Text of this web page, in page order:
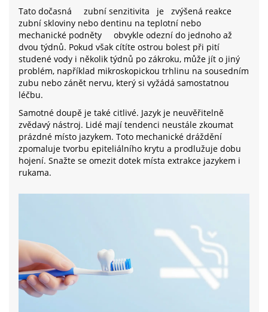
Tato dočasná
zubní senzitivita je
zvýšená reakce
zubní skloviny nebo dentinu na teplotní nebo
mechanické podněty
obvykle odezní do jednoho až
dvou týdnů. Pokud však cítíte ostrou bolest při pití
studené vody i několik týdnů po zákroku, může jít o jiný
problém, například mikroskopickou trhlinu na sousedním
zubu nebo zánět nervu, který si vyžádá samostatnou
léčbu.
Samotné doupě je také citlivé. Jazyk je neuvěřitelně
zvědavý nástroj. Lidé mají tendenci neustále zkoumat
prázdné místo jazykem. Toto mechanické dráždění
zpomaluje tvorbu epiteliálního krytu a prodlužuje dobu
hojení. Snažte se omezit dotek místa extrakce jazykem i
rukama.